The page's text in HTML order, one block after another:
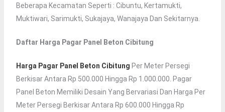
Beberapa Kecamatan Seperti : Cibuntu, Kertamukti,
Muktiwari, Sarimukti, Sukajaya, Wanajaya Dan Sekitarnya.
Daftar Harga Pagar Panel Beton Cibitung
Harga Pagar Panel Beton Cibitung Per Meter Persegi
Berkisar Antara Rp 500.000 Hingga Rp 1.000.000. Pagar
Panel Beton Memiliki Desain Yang Bervariasi Dan Harga Per
Meter Persegi Berkisar Antara Rp 600.000 Hingga Rp